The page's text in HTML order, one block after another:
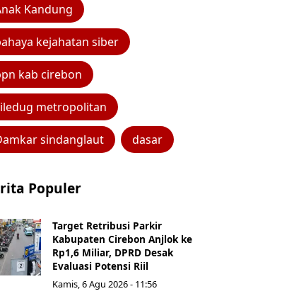
Kandung
kejahatan siber
kab cirebon
metropolitan
sindanglaut dasar
Populer
Target Retribusi Parkir
Kabupaten Cirebon Anjlok ke
Rp1,6 Miliar, DPRD Desak
Evaluasi Potensi Riil
Kamis, 6 Agu 2026 - 11:56